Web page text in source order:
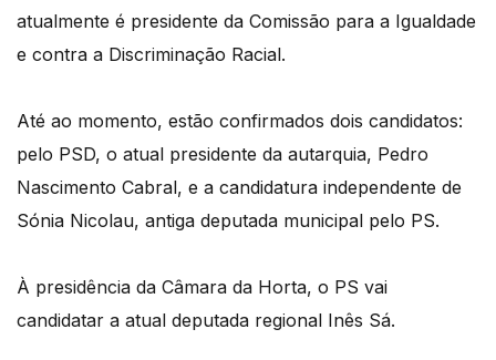
atualmente é presidente da Comissão para a Igualdade
e contra a Discriminação Racial.
Até ao momento, estão confirmados dois candidatos:
pelo PSD, o atual presidente da autarquia, Pedro
Nascimento Cabral, e a candidatura independente de
Sónia Nicolau, antiga deputada municipal pelo PS.
À presidência da Câmara da Horta, o PS vai
candidatar a atual deputada regional Inês Sá.